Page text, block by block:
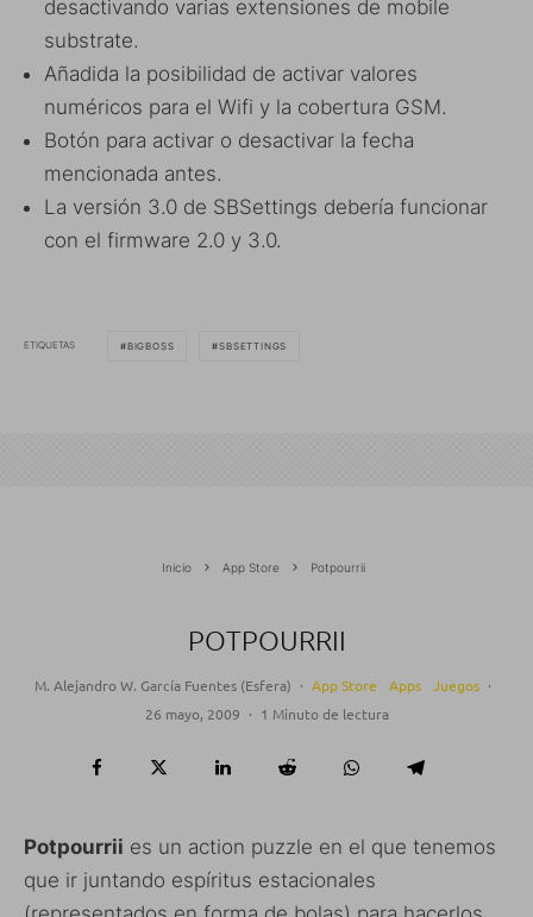
desactivando varias extensiones de mobile
substrate.
Añadida la posibilidad de activar valores
numéricos para el Wifi y la cobertura GSM.
Botón para activar o desactivar la fecha
mencionada antes.
La versión 3.0 de SBSettings debería funcionar
con el firmware 2.0 y 3.0.
ETIQUETAS BIGBOSS SBSETTINGS
Inicio App Store Potpourrii
POTPOURRII
M. Alejandro W. García Fuentes (Esfera) · App Store Apps Juegos ·
26 mayo, 2009 · 1 Minuto de lectura
Potpourrii es un action puzzle en el que tenemos
que ir juntando espíritus estacionales